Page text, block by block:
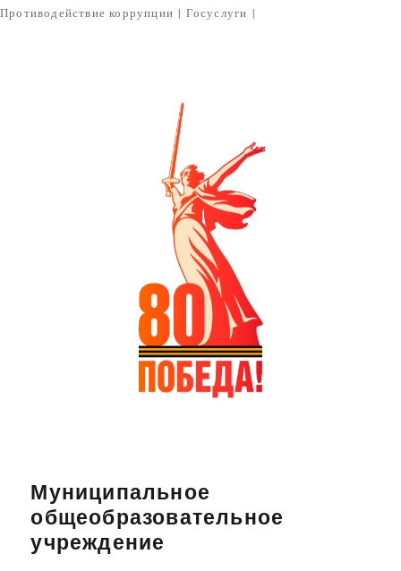
Противодействие коррупции | Госуслуги |
Муниципальное
общеобразовательное
учреждение